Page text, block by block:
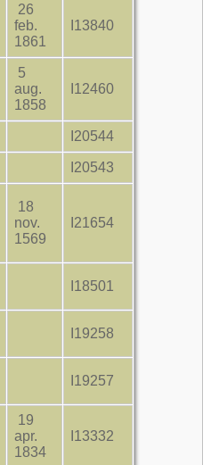
26
feb.
1861
I13840
5
aug.
1858
I12460
I20544
I20543
18
nov.
1569
I21654
I18501
I19258
I19257
19
apr.
1834
I13332